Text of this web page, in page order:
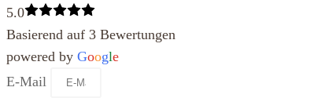
5.0
Basierend auf 3 Bewertungen
powered by Google
E-Mail